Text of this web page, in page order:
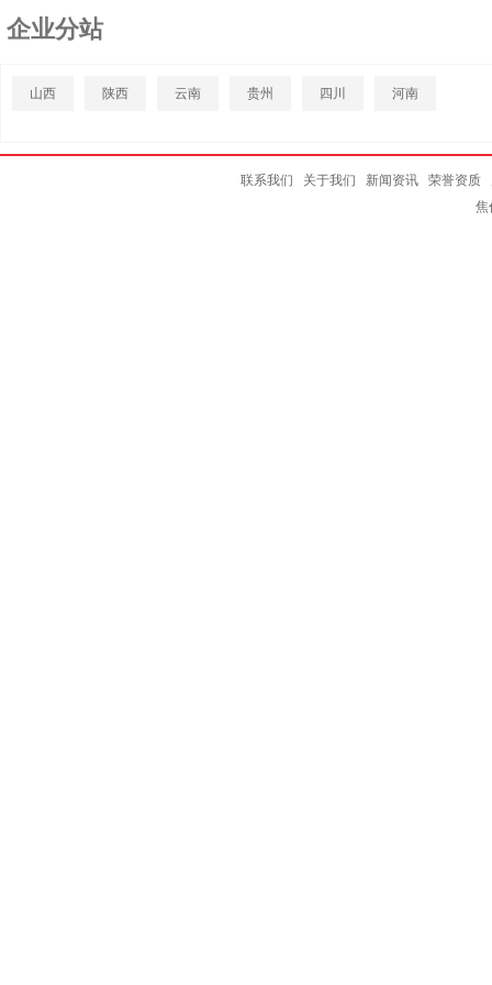
企业分站
山西 陕西 云南 贵州 四川 河南
联系我们 关于我们 新闻资讯 荣誉资质
焦